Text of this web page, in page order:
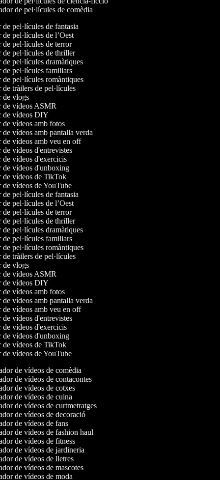
de pel·lícules de comèdia
de pel·lícules de fantasia
de pel·lícules de l’Oest
de pel·lícules de terror
de pel·lícules de thriller
de pel·lícules dramàtiques
de pel·lícules familiars
de pel·lícules romàntiques
de tràilers de pel·lícules
de vlogs
de vídeos ASMR
de vídeos DIY
de vídeos amb fotos
de vídeos amb pantalla verda
de vídeos amb veu en off
de vídeos d'entrevistes
de vídeos d'exercicis
de vídeos d'unboxing
de vídeos de TikTok
de vídeos de YouTube
de pel·lícules de fantasia
de pel·lícules de l’Oest
de pel·lícules de terror
de pel·lícules de thriller
de pel·lícules dramàtiques
de pel·lícules familiars
de pel·lícules romàntiques
de tràilers de pel·lícules
de vlogs
de vídeos ASMR
de vídeos DIY
de vídeos amb fotos
de vídeos amb pantalla verda
de vídeos amb veu en off
de vídeos d'entrevistes
de vídeos d'exercicis
de vídeos d'unboxing
de vídeos de TikTok
de vídeos de YouTube
de vídeos de comèdia
de vídeos de contacontes
de vídeos de cotxes
de vídeos de cuina
de vídeos de curtmetratges
de vídeos de decoració
de vídeos de fans
de vídeos de fashion haul
de vídeos de fitness
de vídeos de jardineria
de vídeos de lletres
de vídeos de mascotes
de vídeos de moda